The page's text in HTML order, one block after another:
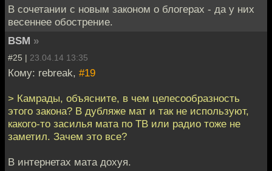
В сочетании с новым законом о блогерах - да у них
весеннее обострение.
BSM »
#25 | 23.04.14 13:35
Кому: rebreak, #19
> Камрады, объясните, в чем целесообразность
этого закона? В дубляже мат и так не используют,
какого-то засилья мата по ТВ или радио тоже не
заметил. Зачем это все?
В интернетах мата дохуя.